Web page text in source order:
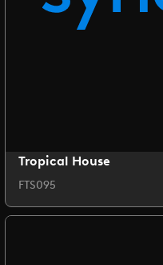
Tropical House
FTS095